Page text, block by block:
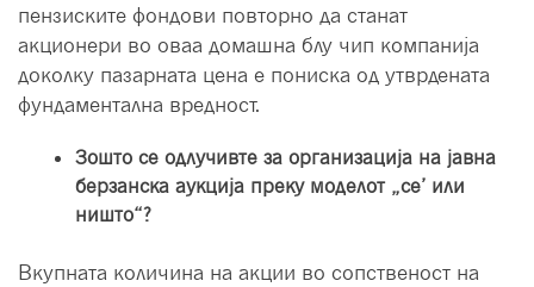
пензиските фондови повторно да станат
акционери во оваа домашна блу чип компанија
доколку пазарната цена е пониска од утврдената
фундаментална вредност.
Зошто се одлучивте за организација на јавна
берзанска аукција преку моделот „се’ или
ништо“?
Вкупната количина на акции во сопственост на